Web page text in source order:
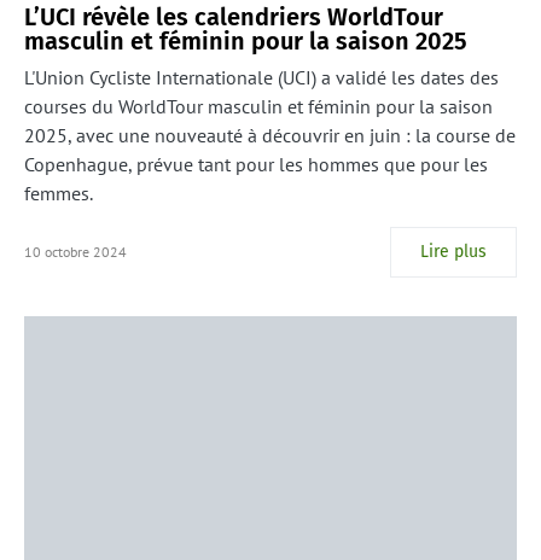
L’UCI révèle les calendriers WorldTour
masculin et féminin pour la saison 2025
L'Union Cycliste Internationale (UCI) a validé les dates des
courses du WorldTour masculin et féminin pour la saison
2025, avec une nouveauté à découvrir en juin : la course de
Copenhague, prévue tant pour les hommes que pour les
femmes.
10 octobre 2024 Lire plus